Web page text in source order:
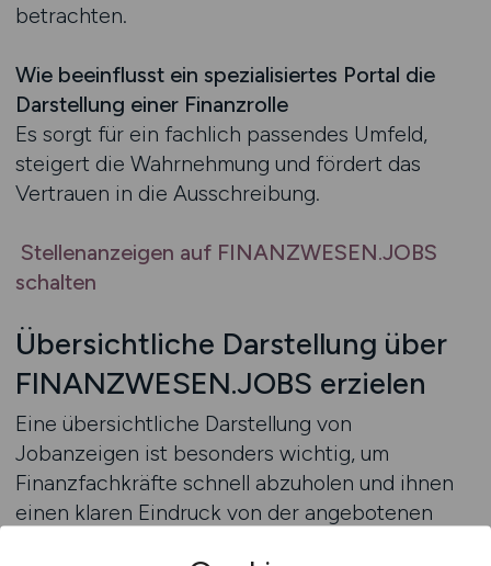
betrachten.
Wie beeinflusst ein spezialisiertes Portal die
Darstellung einer Finanzrolle
Es sorgt für ein fachlich passendes Umfeld,
steigert die Wahrnehmung und fördert das
Vertrauen in die Ausschreibung.
Stellenanzeigen auf FINANZWESEN.JOBS
schalten
Übersichtliche Darstellung über
FINANZWESEN.JOBS erzielen
Eine übersichtliche Darstellung von
Jobanzeigen ist besonders wichtig, um
Finanzfachkräfte schnell abzuholen und ihnen
einen klaren Eindruck von der angebotenen